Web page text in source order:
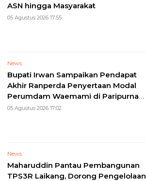
ASN hingga Masyarakat
05 Agustus 2026 17:55
News
Bupati Irwan Sampaikan Pendapat
Akhir Ranperda Penyertaan Modal
Perumdam Waemami di Paripurna
DPRD
05 Agustus 2026 17:02
News
Maharuddin Pantau Pembangunan
TPS3R Laikang, Dorong Pengelolaan